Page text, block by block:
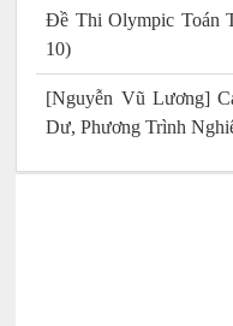
Đề Thi Olympic Toán
10)
[Nguyễn Vũ Lương]
Dư, Phương Trình